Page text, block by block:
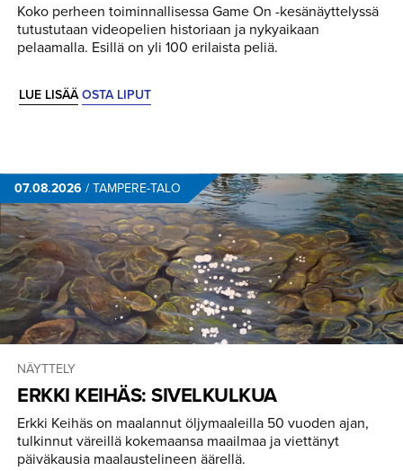
Koko perheen toiminnallisessa Game On -kesänäyttelyssä
tutustutaan videopelien historiaan ja nykyaikaan
pelaamalla. Esillä on yli 100 erilaista peliä.
LUE LISÄÄOSTA LIPUT
07.08.2026 /TAMPERE-TALO
NÄYTTELY
ERKKI KEIHÄS: SIVELKULKUA
Erkki Keihäs on maalannut öljymaaleilla 50 vuoden ajan,
tulkinnut väreillä kokemaansa maailmaa ja viettänyt
päiväkausia maalaustelineen äärellä.